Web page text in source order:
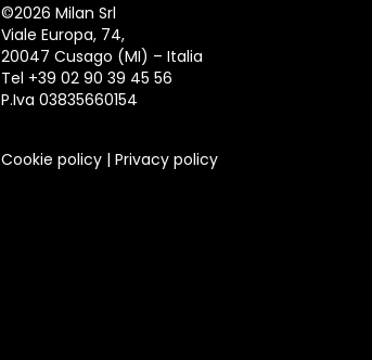
©2026 Milan Srl
Viale Europa, 74,
20047 Cusago (MI) – Italia
Tel +39 02 90 39 45 56
P.Iva 03835660154
Cookie policy | Privacy policy